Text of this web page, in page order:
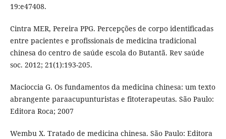
19:e47408.
Cintra MER, Pereira PPG. Percepções de corpo identificadas
entre pacientes e profissionais de medicina tradicional
chinesa do centro de saúde escola do Butantã. Rev saúde
soc. 2012; 21(1):193-205.
Macioccia G. Os fundamentos da medicina chinesa: um texto
abrangente paraacupunturistas e fitoterapeutas. São Paulo:
Editora Roca; 2007
Wembu X. Tratado de medicina chinesa. São Paulo: Editora